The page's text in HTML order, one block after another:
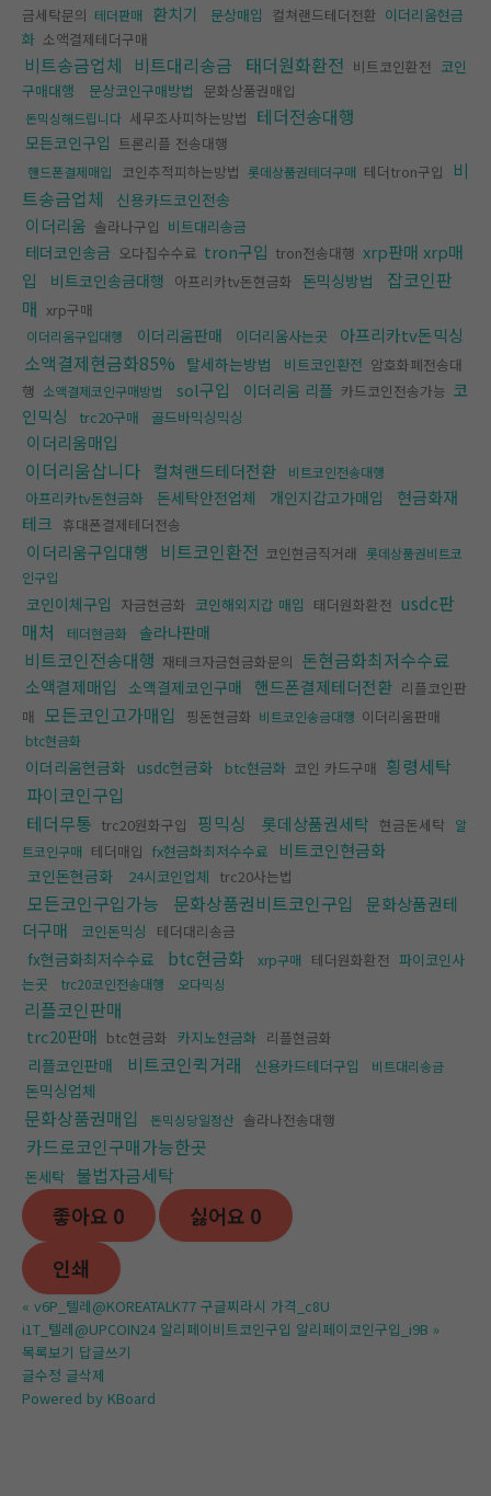
금세탁문의 테더판매 환치기 문상매입 컬쳐랜드테더전환 이더리움현금
화 소액결제테더구매
비트송금업체 비트대리송금 태더원화환전 비트코인환전 코인
구매대행
문상코인구매방법 문화상품권매입
돈믹싱해드립니다 세무조사피하는방법 테더전송대행
모든코인구입 트론리플 전송대행
핸드폰결제매입 코인추적피하는방법 롯데상품권테더구매 테더tron구입
비
트송금업체
신용카드코인전송
이더리움 솔라나구입 비트대리송금
테더코인송금 오다집수수료 tron구입 tron전송대행 xrp판매 xrp매
입
비트코인송금대행 아프리카tv돈현금화 돈믹싱방법
잡코인판
매 xrp구매
이더리움구입대행 이더리움판매 이더리움사는곳 아프리카tv돈믹싱
소액결제현금화85% 탈세하는방법 비트코인환전 암호화폐전송대
행 소액결제코인구매방법 sol구입 이더리움 리플 카드코인전송가능 코
인믹싱
trc20구매 골드바믹싱믹싱
이더리움매입
이더리움삽니다 컬쳐랜드테더전환 비트코인전송대행
아프리카tv돈현금화 돈세탁안전업체 개인지갑고가매입
현금화재
테크 휴대폰결제테더전송
이더리움구입대행 비트코인환전 코인현금직거래 롯데상품권비트코
인구입
코인이체구입 자금현금화 코인해외지갑 매입 태더원화환전 usdc판
매처
테더현금화 솔라나판매
비트코인전송대행 재테크자금현금화문의 돈현금화최저수수료
소액결제매입 소액결제코인구매 핸드폰결제테더전환 리플코인판
매 모든코인고가매입 핑돈현금화 비트코인송금대행 이더리움판매
btc현금화
이더리움현금화 usdc현금화 btc현금화 코인 카드구매 횡령세탁
파이코인구입
테더무통 trc20원화구입 핑믹싱 롯데상품권세탁 현금돈세탁 알
트코인구매 테더매입 fx현금화최저수수료 비트코인현금화
코인돈현금화 24시코인업체 trc20사는법
모든코인구입가능 문화상품권비트코인구입
문화상품권테
더구매
코인돈믹싱 테더대리송금
fx현금화최저수수료 btc현금화 xrp구매 테더원화환전 파이코인사
는곳
trc20코인전송대행 오다믹싱
리플코인판매
trc20판매 btc현금화 카지노현금화 리플현금화
리플코인판매 비트코인퀵거래 신용카드테더구입 비트대리송금
돈믹싱업체
문화상품권매입 돈믹싱당일정산 솔라나전송대행
카드로코인구매가능한곳
돈세탁 불법자금세탁
좋아요 0 싫어요 0
인쇄
« v6P_텔레@KOREATALK77 구글찌라시 가격_c8U
i1T_텔레@UPCOIN24 알리페이비트코인구입 알리페이코인구입_i9B »
목록보기 답글쓰기
글수정 글삭제
Powered by KBoard